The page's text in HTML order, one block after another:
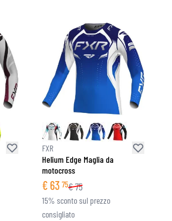
FXR
Helium Edge Maglia da
motocross
€ 63 75€75
15% sconto sul prezzo
consigliato